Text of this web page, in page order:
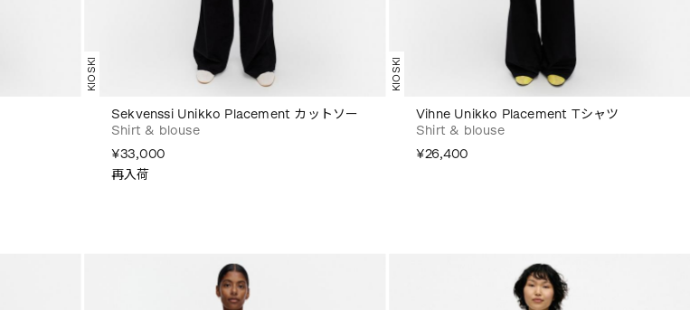
KIOSKI
Sekvenssi Unikko Placement カットソー
Shirt & blouse
¥33,000
再入荷
KIOSKI
Vihne Unikko Placement Tシャツ
Shirt & blouse
¥26,400